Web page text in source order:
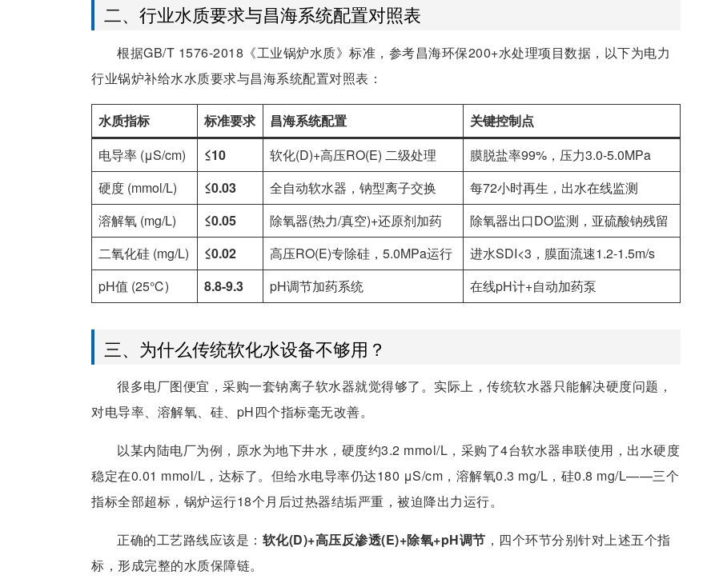
二、行业水质要求与昌海系统配置对照表
根据GB/T 1576-2018《工业锅炉水质》标准，参考昌海环保200+水处理项目数据，以下为电力
行业锅炉补给水水质要求与昌海系统配置对照表：
水质指标 标准要求 昌海系统配置
关键控制点
电导率 (μS/cm)
≤10 软化(D)+高压RO(E) 二级处理
膜脱盐率99%，压力3.0-5.0MPa
硬度 (mmol/L)
≤0.03 全自动软水器，钠型离子交换
每72小时再生，出水在线监测
溶解氧 (mg/L)
≤0.05 除氧器(热力/真空)+还原剂加药
除氧器出口DO监测，亚硫酸钠残留
二氧化硅 (mg/L)
≤0.02 高压RO(E)专除硅，5.0MPa运行
进水SDI<3，膜面流速1.2-1.5m/s
pH值 (25℃)
8.8-9.3 pH调节加药系统 在线pH计+自动加药泵
三、为什么传统软化水设备不够用？
很多电厂图便宜，采购一套钠离子软水器就觉得够了。实际上，传统软水器只能解决硬度问题，
对电导率、溶解氧、硅、pH四个指标毫无改善。
以某内陆电厂为例，原水为地下井水，硬度约3.2 mmol/L，采购了4台软水器串联使用，出水硬度
稳定在0.01 mmol/L，达标了。但给水电导率仍达180 μS/cm，溶解氧0.3 mg/L，硅0.8 mg/L——三个
指标全部超标，锅炉运行18个月后过热器结垢严重，被迫降出力运行。
正确的工艺路线应该是： 软化(D)+高压反渗透(E)+除氧+pH调节 ，四个环节分别针对上述五个指
标，形成完整的水质保障链。